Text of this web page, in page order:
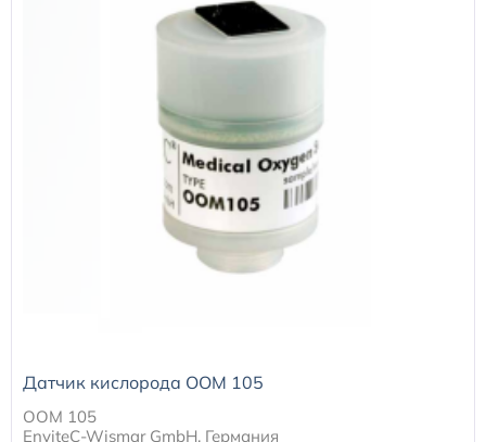
Датчик кислорода ООМ 105
ООМ 105
EnviteC-Wismar GmbH, Германия
Расходные материалы к аппаратам ИВЛ Hamilton
Расходные материалы к аппаратам ИВЛ Mindray
Расходные материалы к аппаратам ИВЛ Drager
Расходные материалы к аппаратам Comen